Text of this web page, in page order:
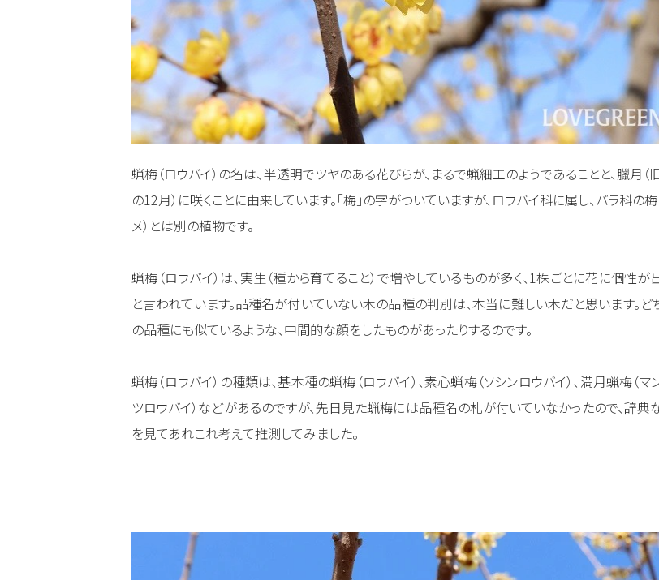
蝋梅（ロウバイ）の名は、半透明でツヤのある花びらが、まるで蝋細工のようであることと、臘月（
の12月）に咲くことに由来しています。「梅」の字がついていますが、ロウバイ科に属し、バラ科の梅
メ）とは別の植物です。
蝋梅（ロウバイ）は、実生（種から育てること）で増やしているものが多く、1株ごとに花に個性が
と言われています。品種名が付いていない木の品種の判別は、本当に難しい木だと思います。ど
の品種にも似ているような、中間的な顔をしたものがあったりするのです。
蝋梅（ロウバイ）の種類は、基本種の蝋梅（ロウバイ）、素心蝋梅（ソシンロウバイ）、満月蝋梅（マ
ツロウバイ）などがあるのですが、先日見た蝋梅には品種名の札が付いていなかったので、辞典
を見てあれこれ考えて推測してみました。